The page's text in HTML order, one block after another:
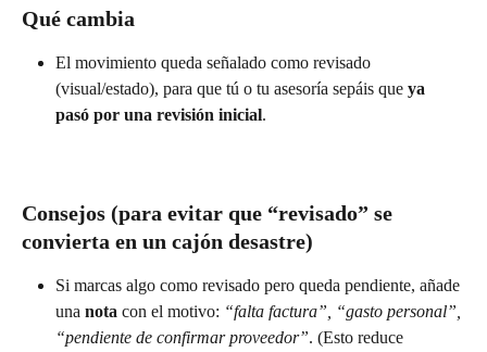
Qué cambia
El movimiento queda señalado como revisado
(visual/estado), para que tú o tu asesoría sepáis que ya
pasó por una revisión inicial.
Consejos (para evitar que “revisado” se
convierta en un cajón desastre)
Si marcas algo como revisado pero queda pendiente, añade
una nota con el motivo: “falta factura”, “gasto personal”,
“pendiente de confirmar proveedor”. (Esto reduce